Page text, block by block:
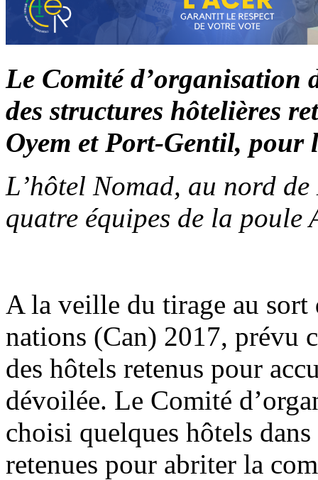
Le Comité d’organisation
des structures hôtelières
Oyem et Port-Gentil, pour
L’hôtel Nomad, au nord
quatre équipes de la poule
A la veille du tirage au sort
nations (Can) 2017, prévu
des hôtels retenus pour
dévoilée. Le Comité
choisi quelques hôtels
retenues pour abriter la